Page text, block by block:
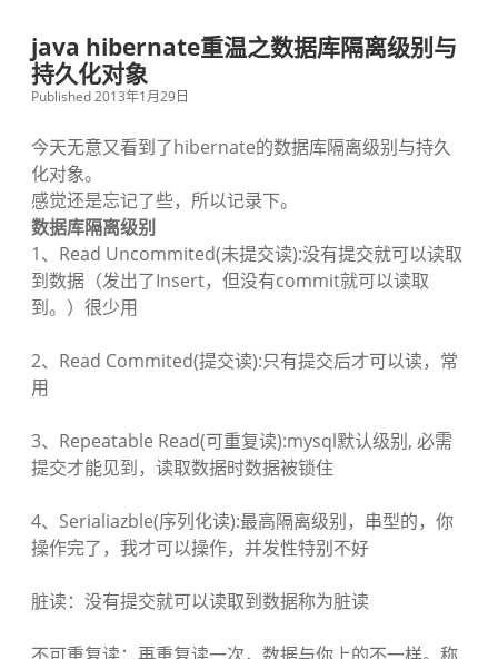
java hibernate重温之数据库隔离级别与
持久化对象
Published 2013年1月29日
今天无意又看到了hibernate的数据库隔离级别与持久
化对象。
感觉还是忘记了些，所以记录下。
数据库隔离级别
1、Read Uncommited(未提交读):没有提交就可以读取
到数据（发出了Insert，但没有commit就可以读取
到。）很少用
2、Read Commited(提交读):只有提交后才可以读，常
用
3、Repeatable Read(可重复读):mysql默认级别, 必需
提交才能见到，读取数据时数据被锁住
4、Serialiazble(序列化读):最高隔离级别，串型的，你
操作完了，我才可以操作，并发性特别不好
脏读：没有提交就可以读取到数据称为脏读